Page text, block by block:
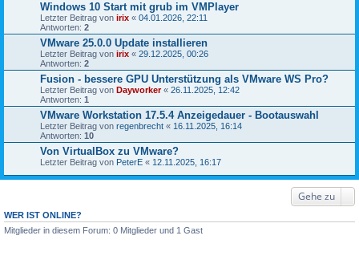
Windows 10 Start mit grub im VMPlayer
Letzter Beitrag von irix « 04.01.2026, 22:11
Antworten: 2
VMware 25.0.0 Update installieren
Letzter Beitrag von irix « 29.12.2025, 00:26
Antworten: 2
Fusion - bessere GPU Unterstützung als VMware WS Pro?
Letzter Beitrag von Dayworker« 26.11.2025, 12:42
Antworten: 1
VMware Workstation 17.5.4 Anzeigedauer - Bootauswahl
Letzter Beitrag von regenbrecht « 16.11.2025, 16:14
Antworten: 10
Von VirtualBox zu VMware?
Letzter Beitrag von PeterE « 12.11.2025, 16:17
Gehe zu
WER IST ONLINE?
Mitglieder in diesem Forum: 0 Mitglieder und 1 Gast